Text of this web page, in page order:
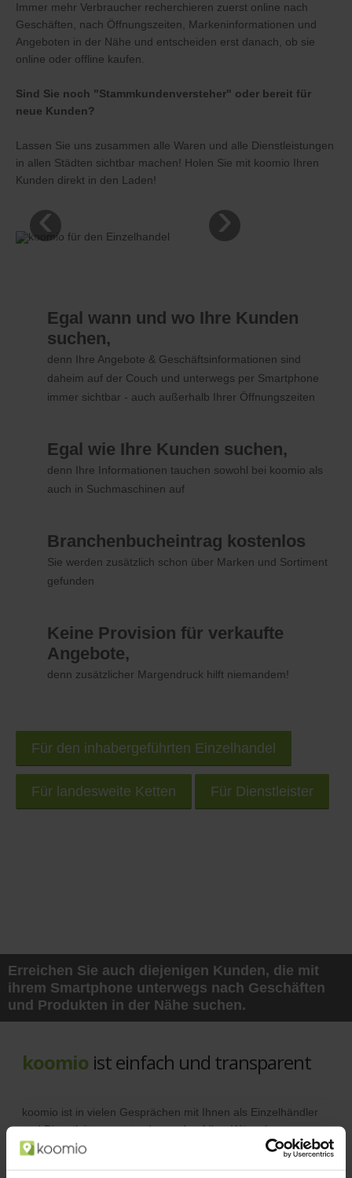
Immer mehr Verbraucher recherchieren zuerst online nach
Geschäften, nach Öffnungszeiten, Markeninformationen und
Angeboten in der Nähe und entscheiden erst danach, ob sie
online oder offline kaufen.
Sind Sie noch "Stammkundenversteher" oder bereit für
neue Kunden?
Lassen Sie uns zusammen alle Waren und alle Dienstleistungen
in allen Städten sichtbar machen! Holen Sie mit koomio Ihren
Kunden direkt in den Laden!
‹ ›
Egal wann und wo Ihre Kunden
suchen,
denn Ihre Angebote & Geschäftsinformationen sind
daheim auf der Couch und unterwegs per Smartphone
immer sichtbar - auch außerhalb Ihrer Öffnungszeiten
Egal wie Ihre Kunden suchen,
denn Ihre Informationen tauchen sowohl bei koomio als
auch in Suchmaschinen auf
Branchenbucheintrag kostenlos
Sie werden zusätzlich schon über Marken und Sortiment
gefunden
Keine Provision für verkaufte
Angebote,
denn zusätzlicher Margendruck hilft niemandem!
Für den inhabergeführten Einzelhandel
Für landesweite Ketten Für Dienstleister
Erreichen Sie auch diejenigen Kunden, die mit
ihrem Smartphone unterwegs nach Geschäften
und Produkten in der Nähe suchen.
koomio ist einfach und transparent
koomio ist in vielen Gesprächen mit Ihnen als Einzelhändler
und Dienstleister entstanden und auf Ihre Wünsche
abgestimmt.